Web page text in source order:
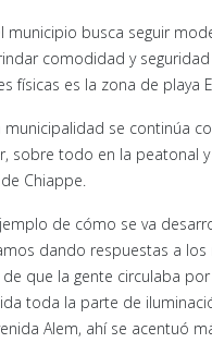
municipio busca seguir
comodidad y
físicas es la zona de playa
municipalidad se continúa
sobre todo en la peatonal
Chiappe.
de cómo se va
dando respuestas a los
que la gente circulaba
toda la parte de
Alem, ahí se acentuó